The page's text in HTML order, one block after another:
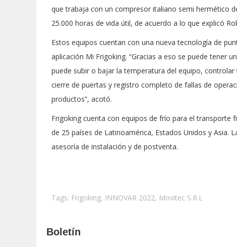
que trabaja con un compresor italiano semi hermético
25.000 horas de vida útil, de acuerdo a lo que explicó
Estos equipos cuentan con una nueva tecnología de
aplicación Mi Frigoking. “Gracias a eso se puede tener
puede subir o bajar la temperatura del equipo,
cierre de puertas y registro completo de fallas de
productos”, acotó.
Frigoking cuenta con equipos de frío para el transporte
de 25 países de Latinoamérica, Estados Unidos y Asia.
asesoría de instalación y de postventa.
Tags: Frigoking, INNOVAR 2022, Movitec S.R.L
Boletín